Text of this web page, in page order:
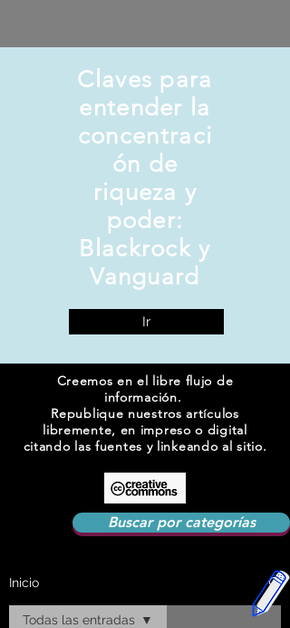
Claves para
entender la
concentraci
ón de
riqueza y
poder:
Blackrock y
Vanguard
Ir
Creemos en el libre flujo de
información.
Republique nuestros artículos
libremente, en impreso o digital
citando las fuentes y linkeando al sitio.
Buscar por categorías
Inicio
Todas las entradas